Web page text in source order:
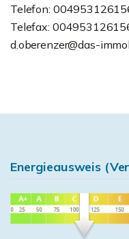
Telefon:
Telefax:
d.oberenzer@das-
Energieausweis